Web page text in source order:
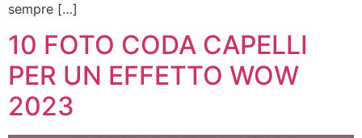
sempre […]
10 FOTO CODA CAPELLI
PER UN EFFETTO WOW
2023